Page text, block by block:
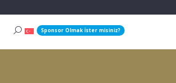
Sponsor Olmak İster misiniz?